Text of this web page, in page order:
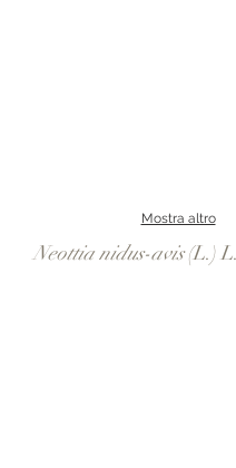
Mostra altro
Neottia nidus-avis(L.)